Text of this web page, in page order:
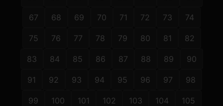
67 68 69 70 71 72 73 74
75 76 77 78 79 80 81 82
83 84 85 86 87 88 89 90
91 92 93 94 95 96 97 98
99 100 101 102 103 104 105